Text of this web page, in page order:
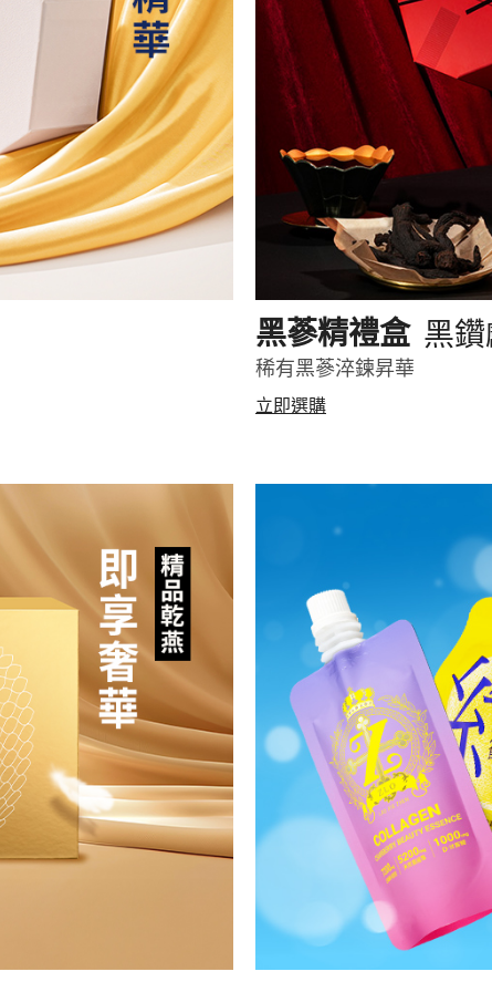
黑蔘精禮盒 黑
稀有黑蔘淬鍊昇華
立即選購